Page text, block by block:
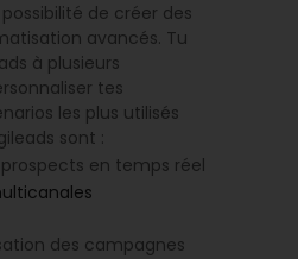
de créer des
avancés. Tu
à plusieurs
tes
les plus utilisés
sont :
en temps réel
des campagnes